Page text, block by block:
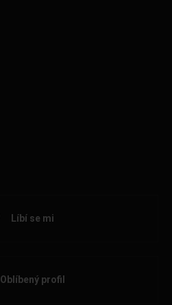
Líbí se mi
Oblíbený profil